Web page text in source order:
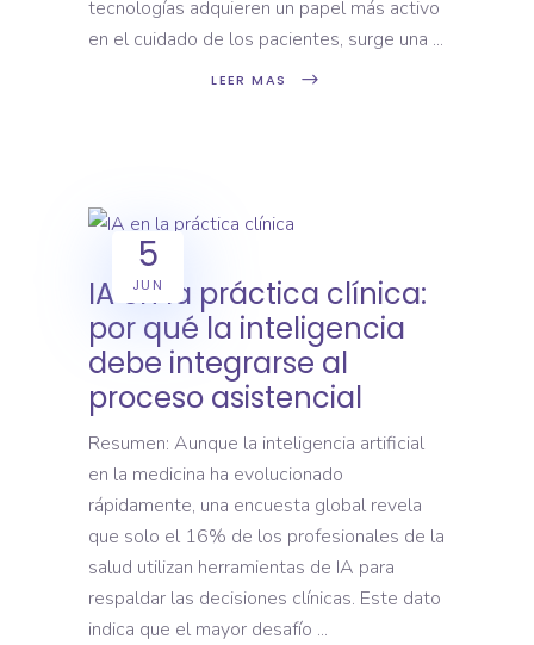
tecnologías adquieren un papel más activo
en el cuidado de los pacientes, surge una
LEER MAS
5
JUN
IA en la práctica clínica:
por qué la inteligencia
debe integrarse al
proceso asistencial
Resumen: Aunque la inteligencia artificial
en la medicina ha evolucionado
rápidamente, una encuesta global revela
que solo el 16% de los profesionales de la
salud utilizan herramientas de IA para
respaldar las decisiones clínicas. Este dato
indica que el mayor desafío